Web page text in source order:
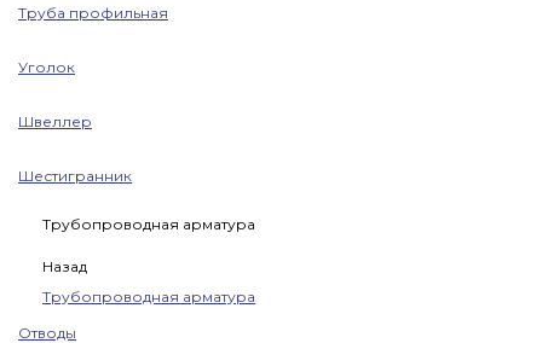
Труба профильная
Уголок
Швеллер
Шестигранник
Трубопроводная арматура
Назад
Трубопроводная арматура
Отводы